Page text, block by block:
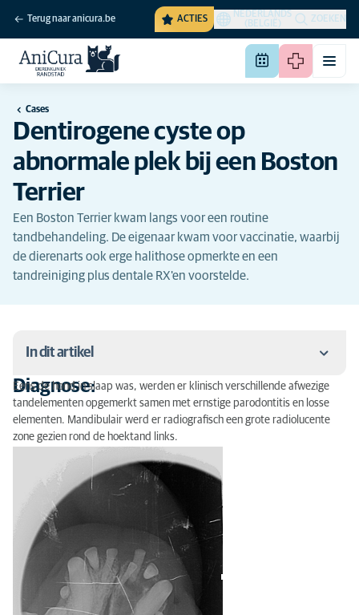
Terug naar anicura.be ACTIES
NEDERLANDS
(BELGIË)
ZOEKEN
Cases
Dentirogene cyste op
abnormale plek bij een Boston
Terrier
Een Boston Terrier kwam langs voor een routine
tandbehandeling. De eigenaar kwam voor vaccinatie, waarbij
de dierenarts ook erge halithose opmerkte en een
tandreiniging plus dentale RX'en voorstelde.
In dit artikel
Diagnose:
Therapie:
Relevantie:
Diagnose:
Eens de hond in slaap was, werden er klinisch verschillende afwezige
tandelementen opgemerkt samen met ernstige parodontitis en losse
elementen. Mandibulair werd er radiografisch een grote radiolucente
zone gezien rond de hoektand links.